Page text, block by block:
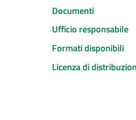
Documenti
Ufficio responsabile
Formati disponibili
Licenza di